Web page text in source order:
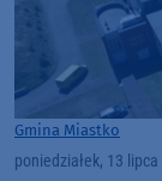
Gmina Miastko
poniedziałek, 13